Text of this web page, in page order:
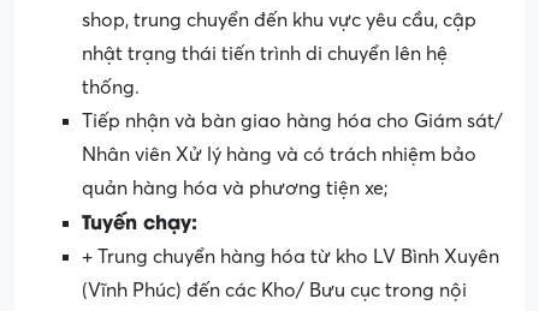
shop, trung chuyển đến khu vực yêu cầu, cập
nhật trạng thái tiến trình di chuyển lên hệ
thống.
Tiếp nhận và bàn giao hàng hóa cho Giám sát/
Nhân viên Xử lý hàng và có trách nhiệm bảo
quản hàng hóa và phương tiện xe;
Tuyến chạy:
+ Trung chuyển hàng hóa từ kho LV Bình Xuyên
(Vĩnh Phúc) đến các Kho/ Bưu cục trong nội